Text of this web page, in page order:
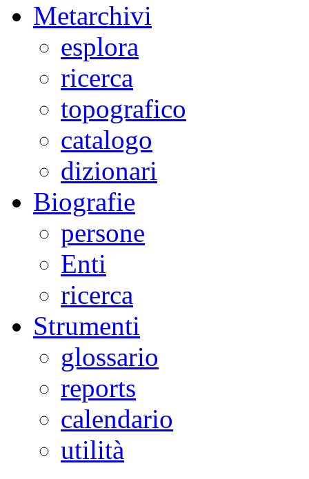
Metarchivi
esplora
ricerca
topografico
catalogo
dizionari
Biografie
persone
Enti
ricerca
Strumenti
glossario
reports
calendario
utilità